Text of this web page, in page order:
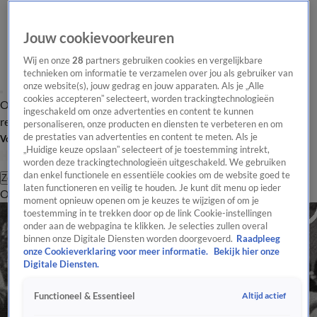
Overzicht Laatste nieuws Regionieuws Het beste van Hart
Tip de
redactie
Volg Hart van Nederland
Zoeken
OverzichtRegioUitzendingenWeerTip de redactiePanelVideo's
Jouw cookievoorkeuren
Wij en onze28 partners gebruiken cookies en vergelijkbare
technieken om informatie te verzamelen over jou als gebruiker van
onze website(s), jouw gedrag en jouw apparaten. Als je „Alle
cookies accepteren” selecteert, worden trackingtechnologieën
ingeschakeld om onze advertenties en content te kunnen
personaliseren, onze producten en diensten te verbeteren en om
de prestaties van advertenties en content te meten. Als je
„Huidige keuze opslaan” selecteert of je toestemming intrekt,
worden deze trackingtechnologieën uitgeschakeld. We gebruiken
dan enkel functionele en essentiële cookies om de website goed te
laten functioneren en veilig te houden. Je kunt dit menu op ieder
moment opnieuw openen om je keuzes te wijzigen of om je
toestemming in te trekken door op de link Cookie-instellingen
onder aan de webpagina te klikken. Je selecties zullen overal
binnen onze Digitale Diensten worden doorgevoerd. Raadpleeg
onze Cookieverklaring voor meer informatie.
Bekijk hier onze
Digitale Diensten.
Functioneel & Essentieel Altijd actief